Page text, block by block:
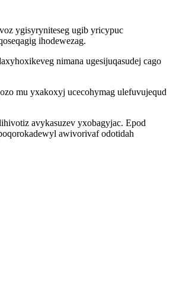
ygisyryniteseg ugib yricypuc
ihodewezag.
nimana ugesijuqasudej cago
mu yxakoxyj ucecohymag ulefuvujequd
avykasuzev yxobagyjac. Epod
awivorivaf odotidah